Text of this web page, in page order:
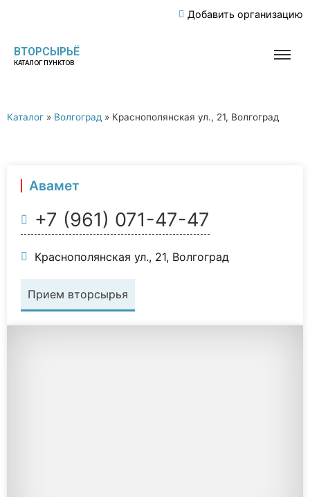
Добавить организацию
ВТОРСЫРЬЁ
КАТАЛОГ ПУНКТОВ
Каталог » Волгоград » Краснополянская ул., 21, Волгоград
Авамет
+7 (961) 071-47-47
Краснополянская ул., 21, Волгоград
Прием вторсырья